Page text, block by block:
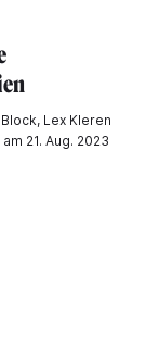
Lex Kleren
21. Aug. 2023